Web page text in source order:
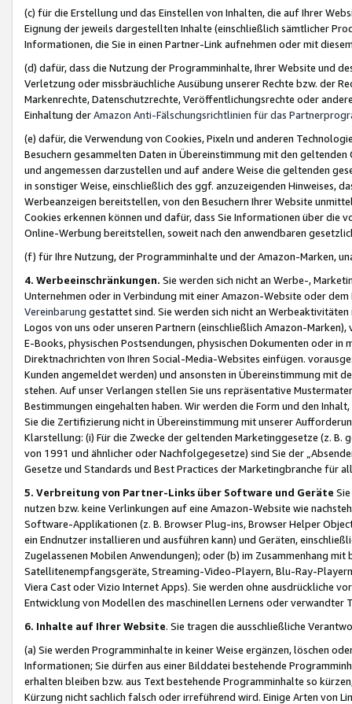
(c) für die Erstellung und das Einstellen von Inhalten, die auf Ihrer
Eignung der jeweils dargestellten Inhalte (einschließlich sämtlicher
Informationen, die Sie in einen Partner-Link aufnehmen oder mit
(d) dafür, dass die Nutzung der Programminhalte, Ihrer Website und
Verletzung oder missbräuchliche Ausübung unserer Rechte bzw. der
Markenrechte, Datenschutzrechte, Veröffentlichungsrechte oder
Einhaltung derAmazon Anti-Fälschungsrichtlinien für das
(e) dafür, die Verwendung von Cookies, Pixeln und anderen
Besuchern gesammelten Daten in Übereinstimmung mit den
und angemessen darzustellen und auf andere Weise die geltenden
in sonstiger Weise, einschließlich des ggf. anzuzeigenden Hinweises,
Werbeanzeigen bereitstellen, von den Besuchern Ihrer Website
Cookies erkennen können und dafür, dass Sie Informationen über die
Online-Werbung bereitstellen, soweit nach den anwendbaren
(f) für Ihre Nutzung, der Programminhalte und der Amazon-Marken,
4. Werbeeinschränkungen. Sie werden sich nicht an Werbe-,
Unternehmen oder in Verbindung mit einer Amazon-Website oder
Vereinbarung gestattet sind. Sie werden sich nicht an
Logos von uns oder unseren Partnern (einschließlich Amazon-
E-Books, physischen Postsendungen, physischen Dokumenten oder in
Direktnachrichten von Ihren Social-Media-Websites einfügen.
Kunden angemeldet werden) und ansonsten in Übereinstimmung mit
stehen. Auf unser Verlangen stellen Sie uns repräsentative
Bestimmungen eingehalten haben. Wir werden die Form und den
Sie die Zertifizierung nicht in Übereinstimmung mit unserer
Klarstellung: (i) Für die Zwecke der geltenden Marketinggesetze (z. B.
von 1991 und ähnlicher oder Nachfolgegesetze) sind Sie der
Gesetze und Standards und Best Practices der Marketingbranche für
5. Verbreitung von Partner-Links über Software und Geräte
nutzen bzw. keine Verlinkungen auf eine Amazon-Website wie
Software-Applikationen (z. B. Browser Plug-ins, Browser Helper
ein Endnutzer installieren und ausführen kann) und Geräten,
Zugelassenen Mobilen Anwendungen); oder (b) im Zusammenhang
Satellitenempfangsgeräte, Streaming-Video-Playern, Blu-Ray-
Viera Cast oder Vizio Internet Apps). Sie werden ohne ausdrückliche
Entwicklung von Modellen des maschinellen Lernens oder
6. Inhalte auf Ihrer Website. Sie tragen die ausschließliche
(a) Sie werden Programminhalte in keiner Weise ergänzen, löschen
Informationen; Sie dürfen aus einer Bilddatei bestehende
erhalten bleiben bzw. aus Text bestehende Programminhalte so
Kürzung nicht sachlich falsch oder irreführend wird. Einige Arten von